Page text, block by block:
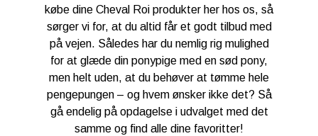
købe dine Cheval Roi produkter her hos os, så
sørger vi for, at du altid får et godt tilbud med
på vejen. Således har du nemlig rig mulighed
for at glæde din ponypige med en sød pony,
men helt uden, at du behøver at tømme hele
pengepungen – og hvem ønsker ikke det? Så
gå endelig på opdagelse i udvalget med det
samme og find alle dine favoritter!